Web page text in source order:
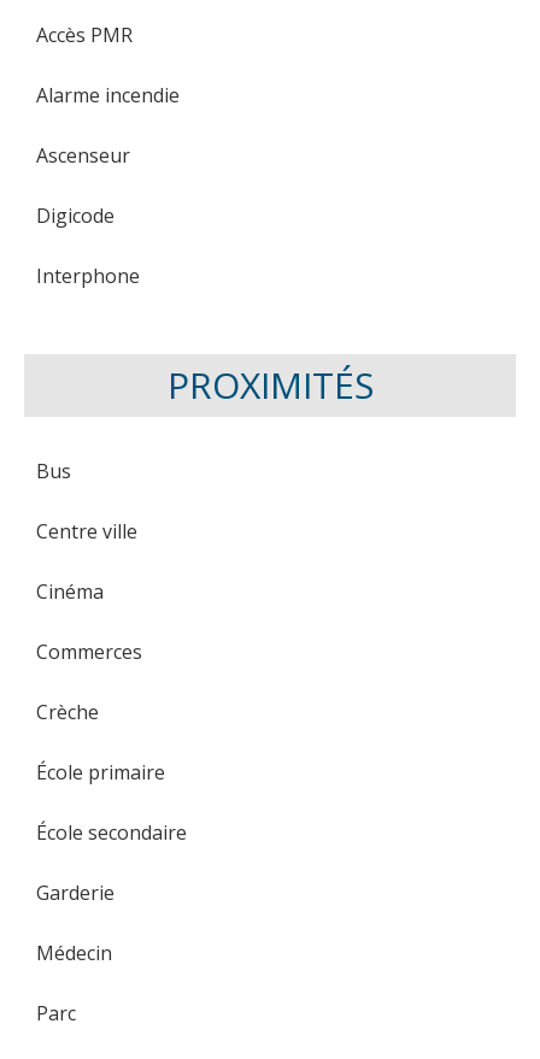
Accès PMR
Alarme incendie
Ascenseur
Digicode
Interphone
PROXIMITÉS
Bus
Centre ville
Cinéma
Commerces
Crèche
École primaire
École secondaire
Garderie
Médecin
Parc